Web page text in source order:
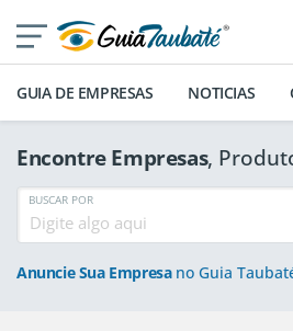
GUIA DE EMPRESAS NOTICIAS
Encontre Empresas,
BUSCAR POR
Anuncie Sua Empresano Guia